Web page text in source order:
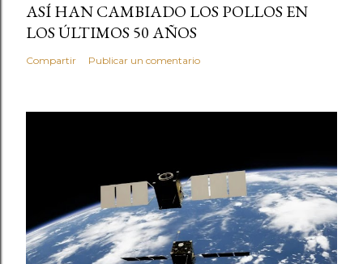
ASÍ HAN CAMBIADO LOS POLLOS EN
LOS ÚLTIMOS 50 AÑOS
Compartir Publicar un comentario